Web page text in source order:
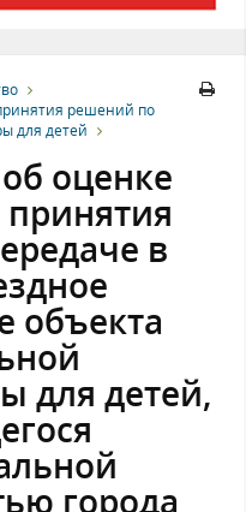
решений по
для детей
оценке
в
объекта
для детей,
города